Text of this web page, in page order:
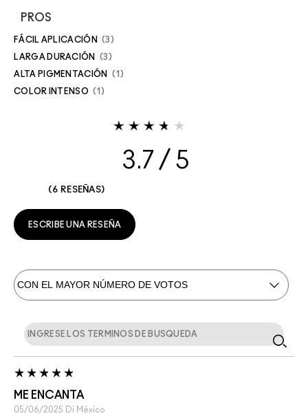
PROS
FÁCIL APLICACIÓN 3
LARGA DURACIÓN 3
ALTA PIGMENTACIÓN 1
COLOR INTENSO 1
3.7
6 RESEÑAS
ESCRIBE UNA RESEÑA
ME ENCANTA
05/06/2025 Di México